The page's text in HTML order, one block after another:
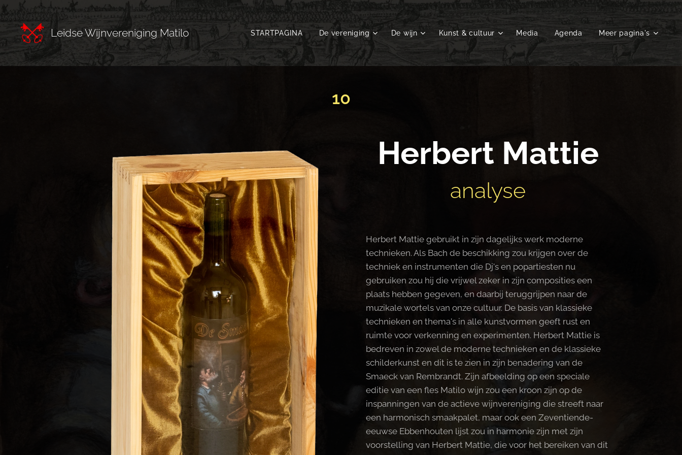
Leidse Wijnvereniging Matilo STARTPAGINA De vereniging De wijn Kunst & cultuur Media Agenda Meer pagina's
10
Herbert Mattie
analyse
Herbert Mattie gebruikt in zijn dagelijks werk moderne
technieken. Als Bach de beschikking zou krijgen over de
techniek en instrumenten die Dj's en popartiesten nu
gebruiken zou hij die vrijwel zeker in zijn composities een
plaats hebben gegeven, en daarbij teruggrijpen naar de
muzikale wortels van onze cultuur. De basis van klassieke
technieken en thema's in alle kunstvormen geeft rust en
ruimte voor verkenning en experimenten. Herbert Mattie is
bedreven in zowel de moderne technieken en de klassieke
schilderkunst en dit is te zien in zijn benadering van de
Smaeck van Rembrandt. Zijn afbeelding op een speciale
editie van een fles Matilo wijn zou een kroon zijn op de
inspanningen van de actieve wijnvereniging die streeft naar
een harmonisch smaakpalet, maar ook een Zeventiende-
eeuwse Ebbenhouten lijst zou in harmonie zijn met zijn
voorstelling van Herbert Mattie, die voor het bereiken van dit